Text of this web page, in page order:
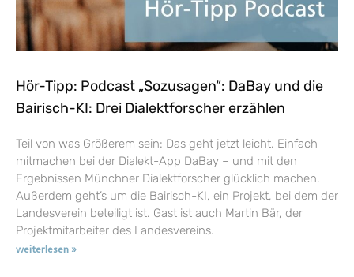
Hör-Tipp: Podcast „Sozusagen“: DaBay und die
Bairisch-KI: Drei Dialektforscher erzählen
Teil von was Größerem sein: Das geht jetzt leicht. Einfach
mitmachen bei der Dialekt-App DaBay – und mit den
Ergebnissen Münchner Dialektforscher glücklich machen.
Außerdem geht’s um die Bairisch-KI, ein Projekt, bei dem der
Landesverein beteiligt ist. Gast ist auch Martin Bär, der
Projektmitarbeiter des Landesvereins.
weiterlesen »